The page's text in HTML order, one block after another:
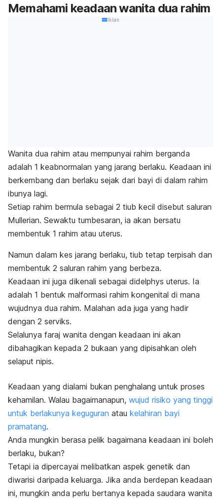
Memahami keadaan wanita dua rahim
Iklan
Wanita dua rahim atau mempunyai rahim berganda
adalah 1 keabnormalan yang jarang berlaku. Keadaan ini
berkembang dan berlaku sejak dari bayi di dalam rahim
ibunya lagi.
Setiap rahim bermula sebagai 2 tiub kecil disebut saluran
Mullerian. Sewaktu tumbesaran, ia akan bersatu
membentuk 1 rahim atau uterus.
Namun dalam kes jarang berlaku, tiub tetap terpisah dan
membentuk 2 saluran rahim yang berbeza.
Keadaan ini juga dikenali sebagai didelphys uterus. Ia
adalah 1 bentuk malformasi rahim kongenital di mana
wujudnya dua rahim. Malahan ada juga yang hadir
dengan 2 serviks.
Selalunya faraj wanita dengan keadaan ini akan
dibahagikan kepada 2 bukaan yang dipisahkan oleh
selaput nipis.
Keadaan yang dialami bukan penghalang untuk proses
kehamilan. Walau bagaimanapun, wujud risiko yang tinggi
untuk berlakunya keguguran atau kelahiran bayi
pramatang.
Anda mungkin berasa pelik bagaimana keadaan ini boleh
berlaku, bukan?
Tetapi ia dipercayai melibatkan aspek genetik dan
diwarisi daripada keluarga. Jika anda berdepan keadaan
ini, mungkin anda perlu bertanya kepada saudara wanita